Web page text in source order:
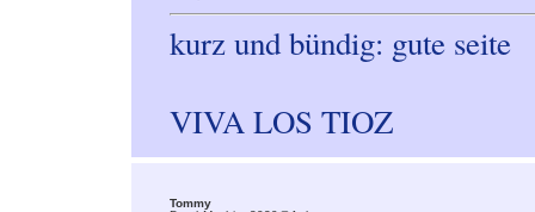
kurz und bündig: gute seite
VIVA LOS TIOZ
Tommy